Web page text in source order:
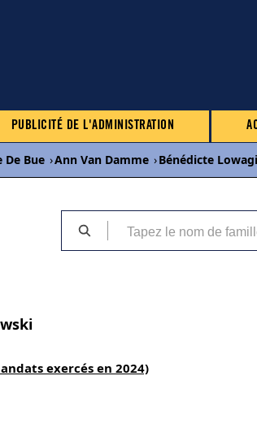
PUBLICITÉ DE L'ADMINISTRATION
De Bue ›Ann Van Damme ›Bénédicte
exercés en 2024)